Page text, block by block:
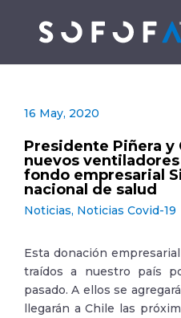
16 May, 2020
Presidente Piñera y
nuevos
fondo empresarial
nacional de salud
Noticias, Noticias Covid-19
Esta donación
traídos a nuestro país
pasado. A ellos se
llegarán a Chile las